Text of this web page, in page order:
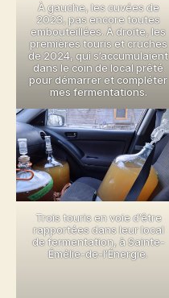
À gauche, les cuvées de
2023, pas encore toutes
embouteillées. À droite, les
premières touris et cruches
de 2024, qui s’accumulaient
dans le coin de local prêté
pour démarrer et compléter
mes fermentations.
Trois touris en voie d’être
rapportées dans leur local
de fermentation, à Sainte-
Émélie-de-l’Énergie.